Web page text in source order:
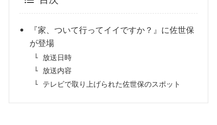
『家、ついて行ってイイですか？』に佐世保
が登場
放送日時
放送内容
テレビで取り上げられた佐世保のスポット